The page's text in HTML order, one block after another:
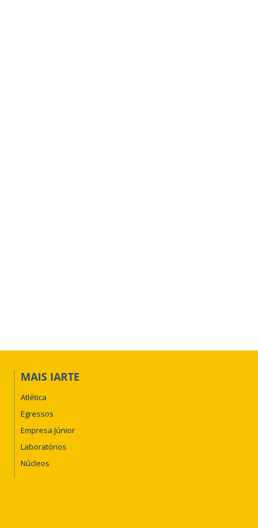
MAIS IARTE
Atlética
Egressos
Empresa Júnior
Laboratórios
Núcleos